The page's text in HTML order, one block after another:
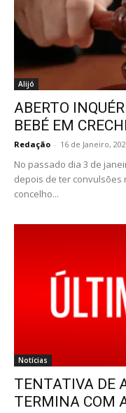
Alijó
ABERTO
BEBÉ EM
Redação - 16 de Janeiro,
No passado dia 3 de
depois de ter convulsões
concelho...
Notícias
TENTATIVA DE
TERMINA COM